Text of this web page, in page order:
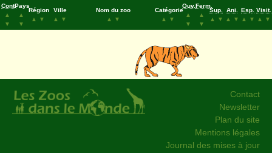
Cont.
▲
▼
Pays
▲
▼
Région
▲
▼
Ville
▲
▼
Nom du zoo
▲
▼
Catégorie
▲
▼
Ouv.
▲
▼
Ferm.
▲
▼
Sup.
▲
▼
Ani.
▲
▼
Esp.
▲
▼
Visit.
▲
▼
Contact
Newsletter
Plan du site
Mentions légales
Journal des mises à jour